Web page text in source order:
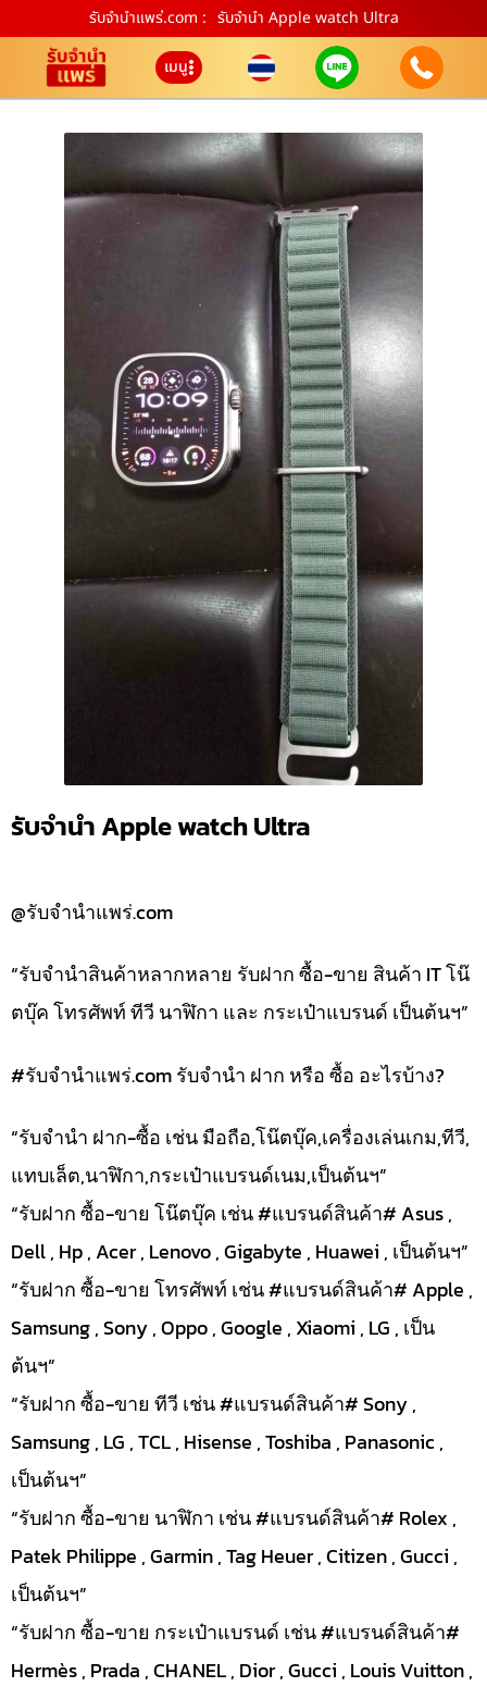
รับจํานําแพร่.com : รับจำนำ Apple watch Ultra
เมนู
รับจำนำ Apple watch Ultra
@รับจำนำแพร่.com
“รับจำนำสินค้าหลากหลาย รับฝาก ซื้อ-ขาย สินค้า IT โน๊
ตบุ๊ค โทรศัพท์ ทีวี นาฬิกา และ กระเป๋าแบรนด์ เป็นต้นฯ”
#รับจํานําแพร่.com รับจำนำ ฝาก หรือ ซื้อ อะไรบ้าง?
“รับจำนำ ฝาก-ซื้อ เช่น มือถือ,โน๊ตบุ๊ค,เครื่องเล่นเกม,ทีวี,
แทบเล็ต,นาฬิกา,กระเป๋าแบรนด์เนม,เป็นต้นฯ”
“รับฝาก ซื้อ-ขาย โน๊ตบุ๊ค เช่น #แบรนด์สินค้า# Asus ,
Dell , Hp , Acer , Lenovo , Gigabyte , Huawei , เป็นต้นฯ”
“รับฝาก ซื้อ-ขาย โทรศัพท์ เช่น #แบรนด์สินค้า# Apple ,
Samsung , Sony , Oppo , Google , Xiaomi , LG , เป็น
ต้นฯ”
“รับฝาก ซื้อ-ขาย ทีวี เช่น #แบรนด์สินค้า# Sony ,
Samsung , LG , TCL , Hisense , Toshiba , Panasonic ,
เป็นต้นฯ”
“รับฝาก ซื้อ-ขาย นาฬิกา เช่น #แบรนด์สินค้า# Rolex ,
Patek Philippe , Garmin , Tag Heuer , Citizen , Gucci ,
เป็นต้นฯ”
“รับฝาก ซื้อ-ขาย กระเป๋าแบรนด์ เช่น #แบรนด์สินค้า#
Hermès , Prada , CHANEL , Dior , Gucci , Louis Vuitton ,